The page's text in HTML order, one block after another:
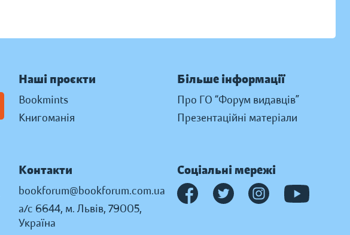
Наші проєкти
Bookmints
Книгоманія
Більше інформації
Про ГО “Форум видавців”
Презентаційні матеріали
Контакти
bookforum@bookforum.com.ua
а/с 6644, м. Львів, 79005,
Україна
Соціальні мережі